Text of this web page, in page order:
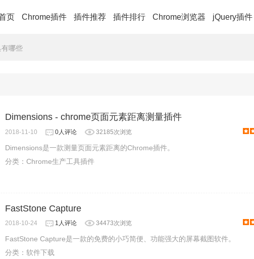
页 Chrome插件 插件推荐 插件排行 Chrome浏览器 jQuery插件
哪些
Dimensions - chrome页面元素距离测量插件
2018-11-10 0人评论 32185次浏览
Dimensions是一款测量页面元素距离的Chrome插件。
分类： Chrome生产工具插件
FastStone Capture
2018-10-24 1人评论 34473次浏览
FastStone Capture是一款的免费的小巧简便、功能强大的屏幕截图软件。
分类： 软件下载